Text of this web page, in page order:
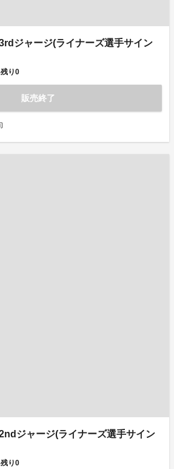
ジャージ(ライナーズ選手サイン
残り0
販売終了
ジャージ(ライナーズ選手サイン
残り0